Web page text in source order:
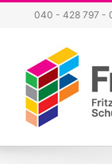
springen
040 - 428 797 -